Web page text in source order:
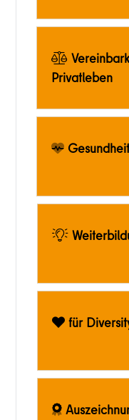
Privatleben
für